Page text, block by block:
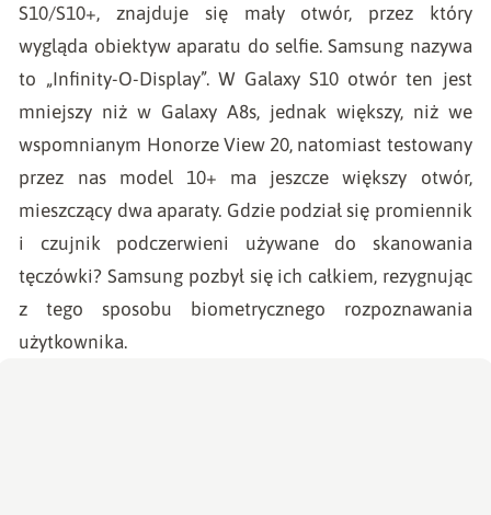
S10/S10+, znajduje się mały otwór, przez który
wygląda obiektyw aparatu do selfie. Samsung nazywa
to „Infinity-O-Display”. W Galaxy S10 otwór ten jest
mniejszy niż w Galaxy A8s, jednak większy, niż we
wspomnianym Honorze View 20, natomiast testowany
przez nas model 10+ ma jeszcze większy otwór,
mieszczący dwa aparaty. Gdzie podział się promiennik
i czujnik podczerwieni używane do skanowania
tęczówki? Samsung pozbył się ich całkiem, rezygnując
z tego sposobu biometrycznego rozpoznawania
użytkownika.